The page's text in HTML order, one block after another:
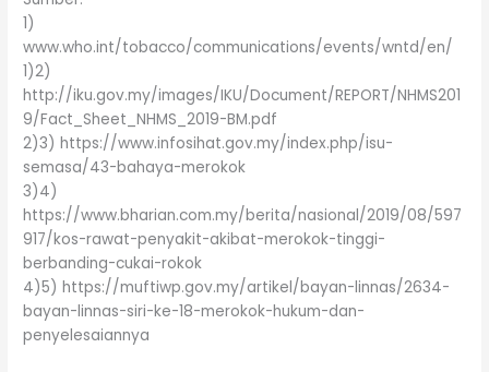
1)
www.who.int/tobacco/communications/events/wntd/en/
1)2)
http://iku.gov.my/images/IKU/Document/REPORT/NHMS201
9/Fact_Sheet_NHMS_2019-BM.pdf
2)3) https://www.infosihat.gov.my/index.php/isu-
semasa/43-bahaya-merokok
3)4)
https://www.bharian.com.my/berita/nasional/2019/08/597
917/kos-rawat-penyakit-akibat-merokok-tinggi-
berbanding-cukai-rokok
4)5) https://muftiwp.gov.my/artikel/bayan-linnas/2634-
bayan-linnas-siri-ke-18-merokok-hukum-dan-
penyelesaiannya